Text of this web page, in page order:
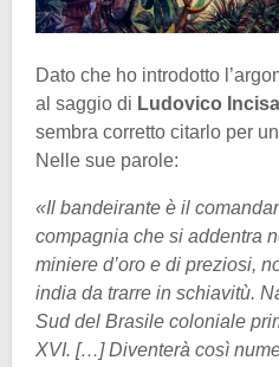
Dato che ho introdotto
al saggio di Ludovico
sembra corretto citarlo per
Nelle sue parole:
«Il bandeirante è il
compagnia che si addentra
miniere d’oro e di preziosi,
india da trarre in schiavitù.
Sud del Brasile coloniale
XVI. […] Diventerà così